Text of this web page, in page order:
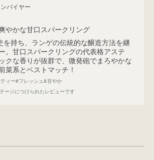
バイヤー
やかな甘口スパークリング
を持ち、ランゲの伝統的な醸造方法を継
。甘口スパークリングの代表格アステ
クな香りが抜群で、微発砲でまろやかな
菜系とベストマッチ！
ィー#フレッシュ&甘やか
ージにつけられたレビューです